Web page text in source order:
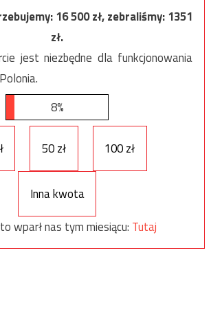
16 500zł, zebraliśmy:1351
zł.
jest niezbędne dla funkcjonowania
8%
50 zł 100 zł
Inna kwota
wparł nas tym miesiącu: Tutaj